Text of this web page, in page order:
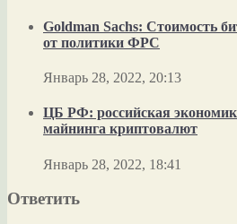
Goldman Sachs: Стоимость
от политики ФРС
Январь 28, 2022, 20:13
ЦБ РФ: российская
майнинга криптовалют
Январь 28, 2022, 18:41
Ответить